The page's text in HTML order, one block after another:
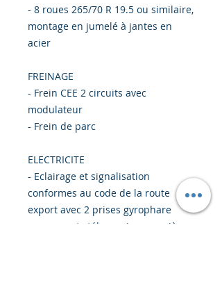
- 8 roues 265/70 R 19.5 ou similaire,
montage en jumelé à jantes en
acier
FREINAGE
- Frein CEE 2 circuits avec
modulateur
- Frein de parc
ELECTRICITE
- Eclairage et signalisation
conformes au code de la route
export avec 2 prises gyrophare
sursupports télescopiques arrière